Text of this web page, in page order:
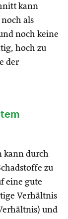
kann
als
noch keine
hoch zu
der
kann durch
zu
eine gute
Verhältnis
und